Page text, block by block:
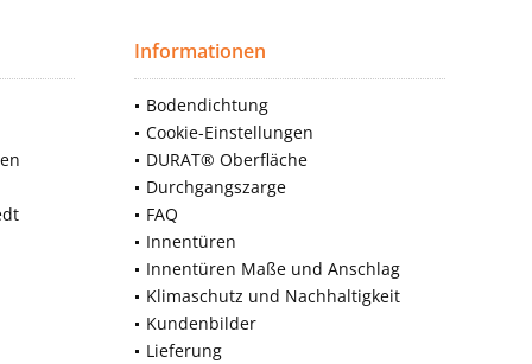
Informationen
Bodendichtung
Cookie-Einstellungen
DURAT® Oberfläche
Durchgangszarge
FAQ
Innentüren
Innentüren Maße und Anschlag
Klimaschutz und Nachhaltigkeit
Kundenbilder
Lieferung